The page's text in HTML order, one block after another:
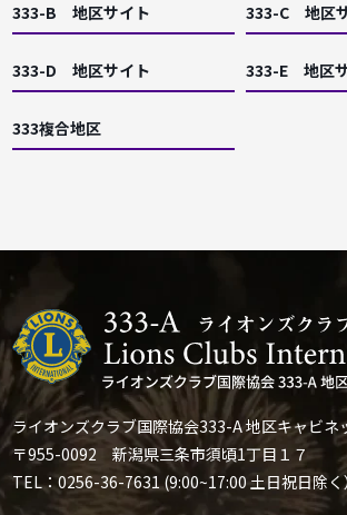
333-B 地区サイト 333-C 地区
333-D 地区サイト 333-E 地区
333複合地区
ライオンズクラブ国際協会333-A 地区キャビネ
〒955-0092 新潟県三条市須頃1丁目１７
TEL：0256-36-7631 (9:00~17:00 土日祝日除